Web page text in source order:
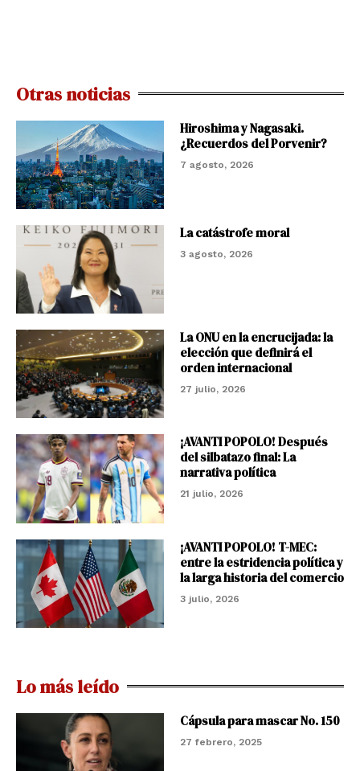
Otras noticias
Hiroshima y Nagasaki.
¿Recuerdos del Porvenir?
7 agosto, 2026
La catástrofe moral
3 agosto, 2026
La ONU en la encrucijada: la
elección que definirá el
orden internacional
27 julio, 2026
¡AVANTI POPOLO! Después
del silbatazo final: La
narrativa política
21 julio, 2026
¡AVANTI POPOLO! T-MEC:
entre la estridencia política y
la larga historia del comercio
3 julio, 2026
Lo más leído
Cápsula para mascar No. 150
27 febrero, 2025